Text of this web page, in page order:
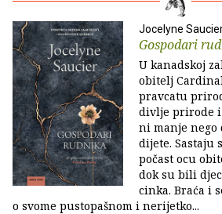
Jocelyne
Gospodari
U kanadskoj
obitelj
pravcatu
divlje prirode
ni manje nego
dijete. Sastaju
počast ocu
dok su bili
cinka. Braća i
o svome pustopašnom i nerijetko...